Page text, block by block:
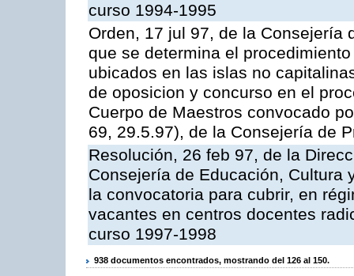
curso 1994-1995
Orden, 17 jul 97, de la Consejería
que se determina el
ubicados en las islas no
de oposicion y concurso en el
Cuerpo de Maestros convocado
69, 29.5.97), de la Consejería de
Resolución, 26 feb 97, de la
Consejería de Educación, Cultura
la convocatoria para cubrir, en
vacantes en centros docentes
curso 1997-1998
938 documentos encontrados, mostrando del 126 al 150.